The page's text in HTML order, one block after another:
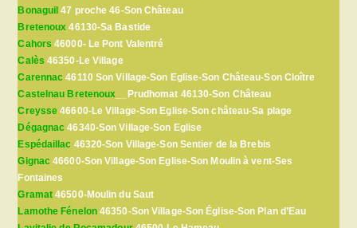
Bonaguil 47 proche 46-Son Château
Bretenoux 46130-Sa Bastide
Cahors 46000- Le Pont Valentré
Calès 46350-Le Village
Carennac 46110 Son Village-Son Eglise-Son Château-Son Cloître
Castelnau Bretenoux __Prudhomat 46130-Son Château
Creysse 46600-Le Village-Son Eglise-Son château-Sa plage
Dégagnac 46340-Son Village-Son Eglise
Espédaillac 46320-Son Village-Son Sentier de la Brebis
Gignac 46600-Son Village-Son Eglise-Son Moulin à vent-Ses
Fontaines
Gramat 46500-Moulin du Saut
Lamothe Fénelon46350-Son Village-Son Église-Son Plan d’Eau